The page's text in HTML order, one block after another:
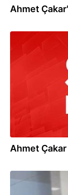
Ahmet
Ahmet
12.12.2025